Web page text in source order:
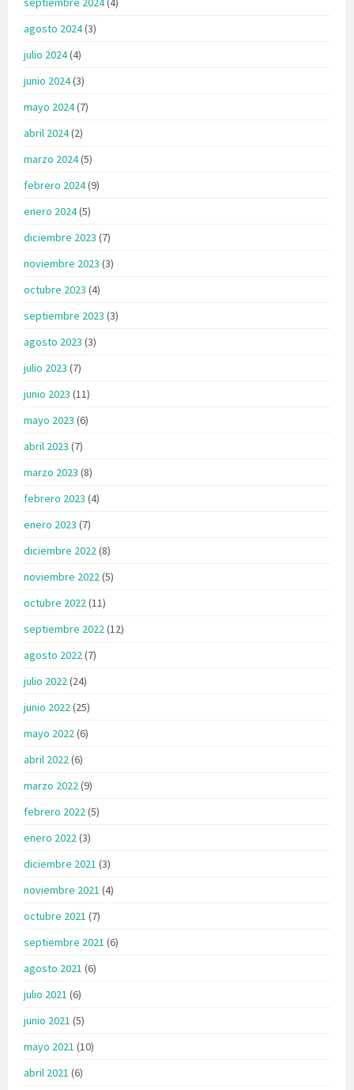
agosto 2024(3)
julio 2024(4)
junio 2024(3)
mayo 2024(7)
abril 2024(2)
marzo 2024(5)
febrero 2024(9)
enero 2024(5)
diciembre 2023 (7)
noviembre 2023 (3)
octubre 2023 (4)
septiembre 2023 (3)
agosto 2023 (3)
julio 2023 (7)
junio 2023 (11)
mayo 2023 (6)
abril 2023 (7)
marzo 2023 (8)
febrero 2023 (4)
enero 2023 (7)
diciembre 2022(8)
noviembre 2022(5)
octubre 2022(11)
septiembre 2022(12)
agosto 2022(7)
julio 2022(24)
junio 2022(25)
mayo 2022(6)
abril 2022(6)
marzo 2022(9)
febrero 2022(5)
enero 2022(3)
diciembre 2021 (3)
noviembre 2021 (4)
octubre 2021 (7)
septiembre 2021 (6)
agosto 2021 (6)
julio 2021 (6)
junio 2021 (5)
mayo 2021 (10)
abril 2021 (6)